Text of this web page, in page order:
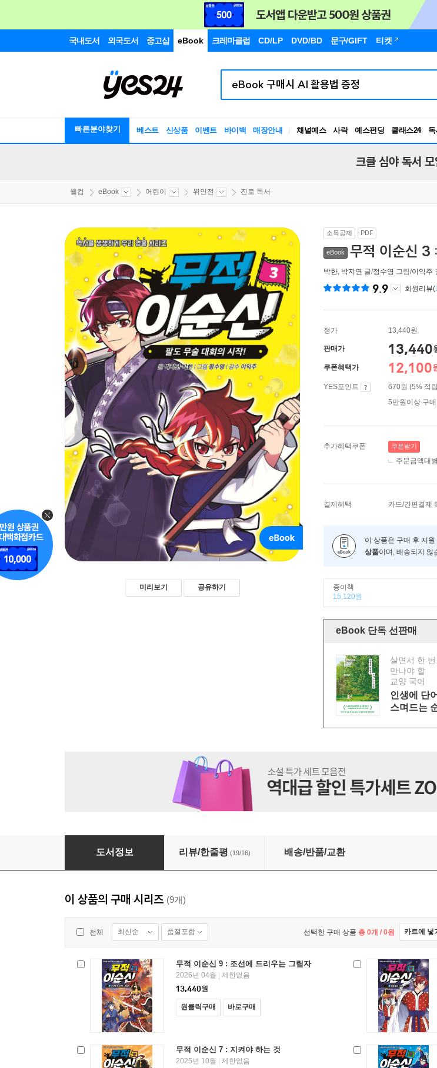
국내도서 외국도서 중고샵 eBook 크레마클럽 CD/LP DVD/BD 문구/GIFT 티켓
빠른분야찾기 베스트 신상품 이벤트 바이백 매장안내 채널예스 사락 예스펀딩 클래스24
크클 심야 독서 모
웰컴 eBook 어린이 위인전 진로 독서
미리보기 공유하기
소득공제 PDF
eBook 무적 이순신 3
박한, 박지연 글/정수영 그림/이익주
9.9 회원리뷰(
정가 13,440원
판매가 13,440
쿠폰혜택가 12,100
YES포인트
670원 (5% 적
5만원이상 구
추가혜택쿠폰 쿠폰받기
주문금액대
결제혜택 카드/간편결제
이 상품은 구매 후 지원
상품이며, 배송되지 않
종이책
15,120원
eBook 단독 선판매
살면서 한 번
만나야 할
교양 국어
인생에 단
스며드는
무적 이순신 3 : 팔도 무술 대회의 시작!
도서정보 리뷰/한줄평 (19/16) 배송/반품/교환
이 상품의 구매 시리즈 (9개)
전체 최신순 품절포함 선택한 구매 상품 총 0개 / 0원 카트에 넣
무적 이순신 9 : 조선에 드리우는 그림자
2026년 04월 | 제한없음
13,440원
원클릭구매 바로구매
무적 이순신 7 : 지켜야 하는 것
2025년 10월 | 제한없음